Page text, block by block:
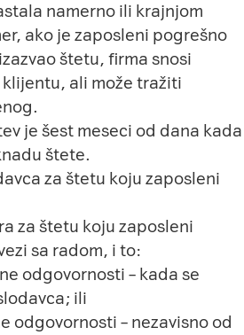
namerno ili krajnjom
ako je zaposleni pogrešno
štetu, firma snosi
ali može tražiti
je šest meseci od dana kada
štete.
za štetu koju zaposleni
za štetu koju zaposleni
sa radom, i to:
odgovornosti – kada se
ili
odgovornosti – nezavisno od